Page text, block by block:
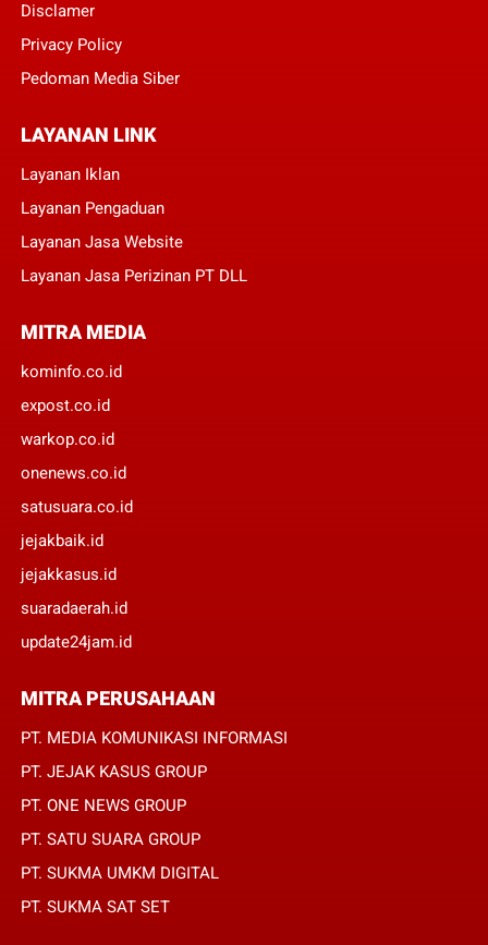
Disclamer
Privacy Policy
Pedoman Media Siber
LAYANAN LINK
Layanan Iklan
Layanan Pengaduan
Layanan Jasa Website
Layanan Jasa Perizinan PT DLL
MITRA MEDIA
kominfo.co.id
expost.co.id
warkop.co.id
onenews.co.id
satusuara.co.id
jejakbaik.id
jejakkasus.id
suaradaerah.id
update24jam.id
MITRA PERUSAHAAN
PT. MEDIA KOMUNIKASI INFORMASI
PT. JEJAK KASUS GROUP
PT. ONE NEWS GROUP
PT. SATU SUARA GROUP
PT. SUKMA UMKM DIGITAL
PT. SUKMA SAT SET